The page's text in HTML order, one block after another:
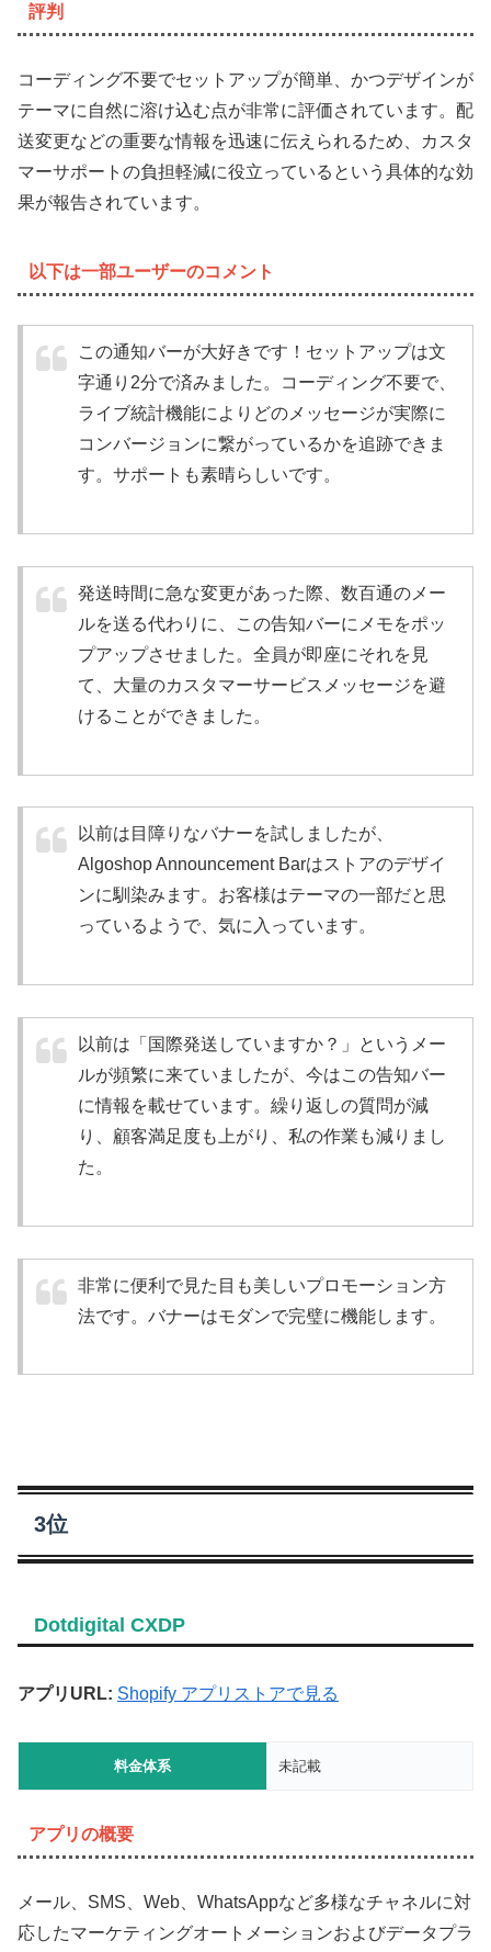
評判
コーディング不要でセットアップが簡単、かつデザインが
テーマに自然に溶け込む点が非常に評価されています。配
送変更などの重要な情報を迅速に伝えられるため、カスタ
マーサポートの負担軽減に役立っているという具体的な効
果が報告されています。
以下は一部ユーザーのコメント
この通知バーが大好きです！セットアップは文
字通り2分で済みました。コーディング不要で、
ライブ統計機能によりどのメッセージが実際に
コンバージョンに繋がっているかを追跡できま
す。サポートも素晴らしいです。
発送時間に急な変更があった際、数百通のメー
ルを送る代わりに、この告知バーにメモをポッ
プアップさせました。全員が即座にそれを見
て、大量のカスタマーサービスメッセージを避
けることができました。
以前は目障りなバナーを試しましたが、
Algoshop Announcement Barはストアのデザイ
ンに馴染みます。お客様はテーマの一部だと思
っているようで、気に入っています。
以前は「国際発送していますか？」というメー
ルが頻繁に来ていましたが、今はこの告知バー
に情報を載せています。繰り返しの質問が減
り、顧客満足度も上がり、私の作業も減りまし
た。
非常に便利で見た目も美しいプロモーション方
法です。バナーはモダンで完璧に機能します。
3位
Dotdigital CXDP
アプリURL: Shopify アプリストアで見る
料金体系 未記載
アプリの概要
メール、SMS、Web、WhatsAppなど多様なチャネルに対
応したマーケティングオートメーションおよびデータプラ